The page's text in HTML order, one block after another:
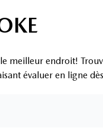
meilleur endroit!
évaluer en ligne